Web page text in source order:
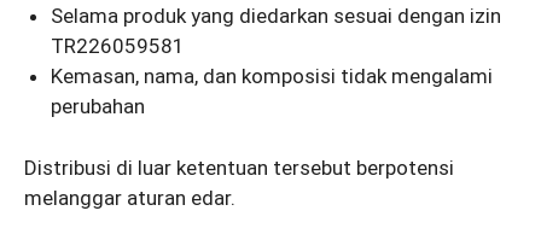
Selama produk yang diedarkan sesuai dengan izin
TR226059581
Kemasan, nama, dan komposisi tidak mengalami
perubahan
Distribusi di luar ketentuan tersebut berpotensi
melanggar aturan edar.